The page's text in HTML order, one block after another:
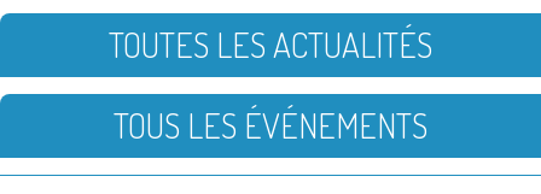
TOUTES LES ACTUALITÉS
TOUS LES ÉVÉNEMENTS